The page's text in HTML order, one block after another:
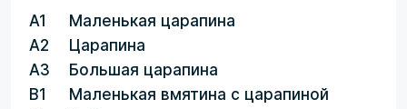
A1
Маленькая царапина
A2
Царапина
A3
Большая царапина
B1
Маленькая вмятина с царапиной